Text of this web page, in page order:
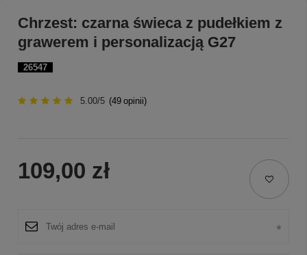
26547
Chrzest: czarna świeca z pudełkiem z
grawerem i personalizacją G27
5.00/5 (49 opinii)
109,00 zł